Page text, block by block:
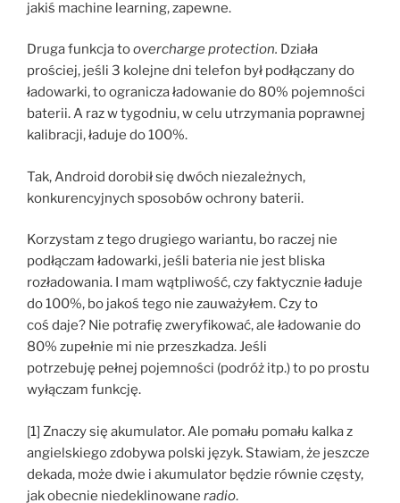
jakiś machine learning, zapewne.
Druga funkcja toovercharge protection. Działa
prościej, jeśli 3 kolejne dni telefon był podłączany do
ładowarki, to ogranicza ładowanie do 80% pojemności
baterii. A raz w tygodniu, w celu utrzymania poprawnej
kalibracji, ładuje do 100%.
Tak, Android dorobił się dwóch niezależnych,
konkurencyjnych sposobów ochrony baterii.
Korzystam z tego drugiego wariantu, bo raczej nie
podłączam ładowarki, jeśli bateria nie jest bliska
rozładowania. I mam wątpliwość, czy faktycznie ładuje
do 100%, bo jakoś tego nie zauważyłem. Czy to
coś daje? Nie potrafię zweryfikować, ale ładowanie do
80% zupełnie mi nie przeszkadza. Jeśli
potrzebuję pełnej pojemności (podróż itp.) to po prostu
wyłączam funkcję.
[1] Znaczy się akumulator. Ale pomału pomału kalka z
angielskiego zdobywa polski język. Stawiam, że jeszcze
dekada, może dwie i akumulator będzie równie częsty,
jak obecnie niedeklinowane radio.